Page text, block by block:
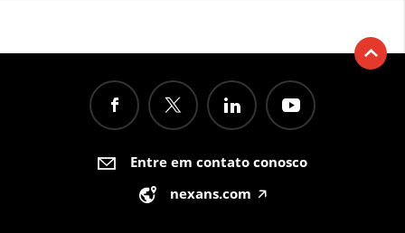
Entre em contato conosco
nexans.com 🡥